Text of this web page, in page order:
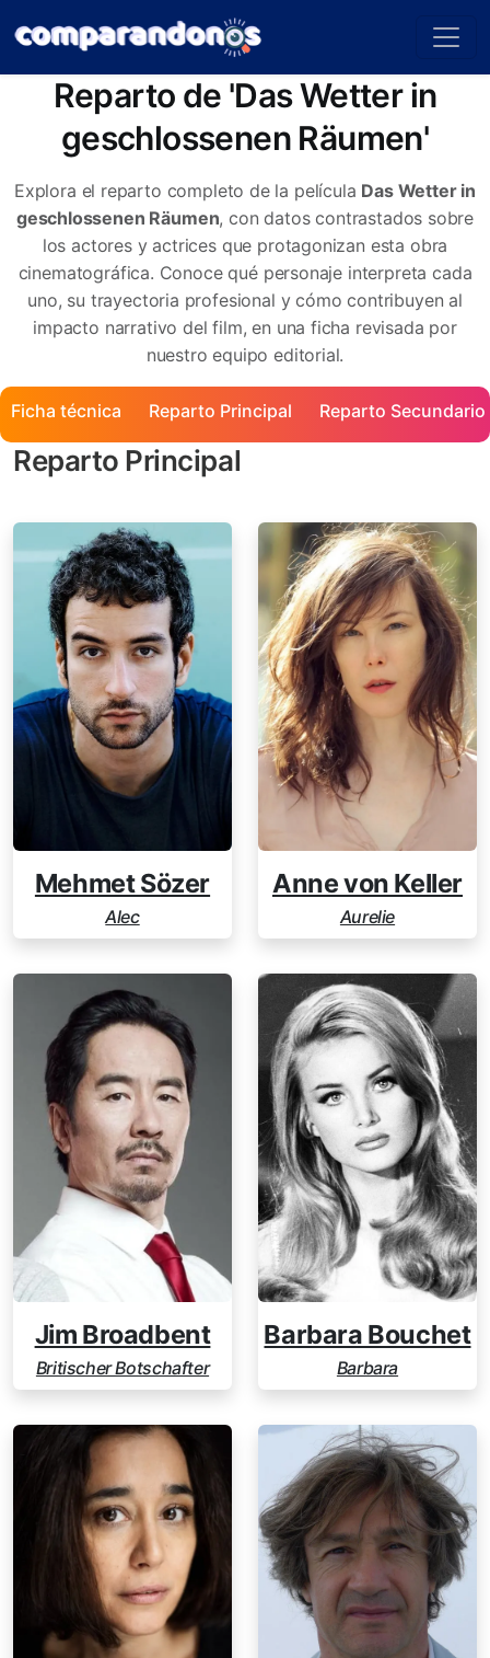
Reparto de 'Das Wetter in
geschlossenen Räumen'
Explora el reparto completo de la película Das Wetter in
geschlossenen Räumen, con datos contrastados sobre
los actores y actrices que protagonizan esta obra
cinematográfica. Conoce qué personaje interpreta cada
uno, su trayectoria profesional y cómo contribuyen al
impacto narrativo del film, en una ficha revisada por
nuestro equipo editorial.
Ficha técnica Reparto Principal Reparto Secundario
Reparto Principal
Mehmet Sözer
Alec
Anne von Keller
Aurelie
Jim Broadbent
Britischer Botschafter
Barbara Bouchet
Barbara